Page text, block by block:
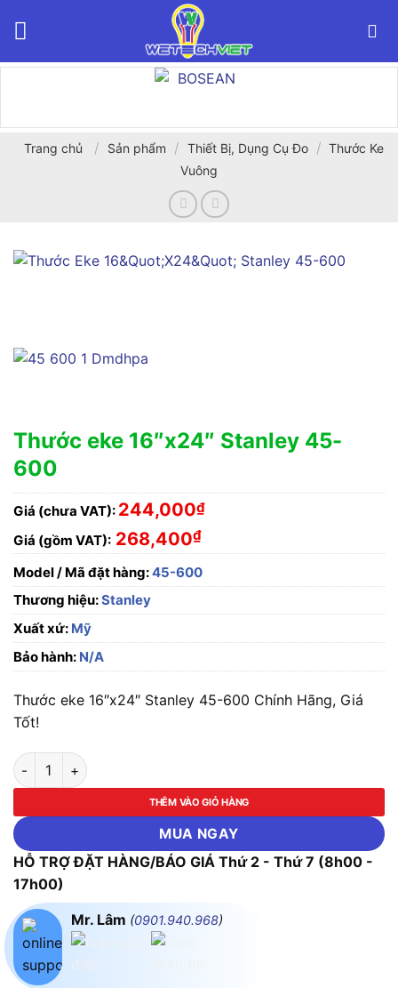
Trang chủ / Sản phẩm / Thiết Bị, Dụng Cụ Đo / Thước Ke
Vuông
Thước eke 16″x24″ Stanley 45-
600
Giá (chưa VAT): 244,000₫
Giá (gồm VAT): 268,400₫
Model / Mã đặt hàng:45-600
Thương hiệu:Stanley
Xuất xứ: Mỹ
Bảo hành: N/A
Thước eke 16″x24″ Stanley 45-600 Chính Hãng, Giá
Tốt!
Thước eke 16"x24" Stanley 45-600 số lượng
THÊM VÀO GIỎ HÀNG
MUA NGAY
HỖ TRỢ ĐẶT HÀNG/BÁO GIÁ Thứ 2 - Thứ 7 (8h00 -
17h00)
Mr. Lâm (0901.940.968)